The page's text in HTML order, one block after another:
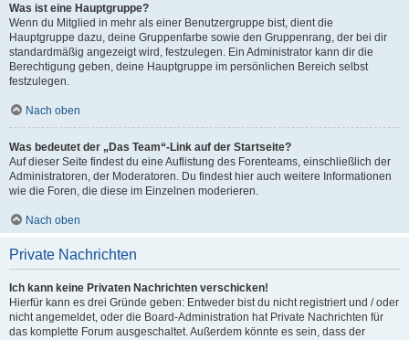
Was ist eine Hauptgruppe?
Wenn du Mitglied in mehr als einer Benutzergruppe bist, dient die
Hauptgruppe dazu, deine Gruppenfarbe sowie den Gruppenrang, der bei dir
standardmäßig angezeigt wird, festzulegen. Ein Administrator kann dir die
Berechtigung geben, deine Hauptgruppe im persönlichen Bereich selbst
festzulegen.
Nach oben
Was bedeutet der „Das Team“-Link auf der Startseite?
Auf dieser Seite findest du eine Auflistung des Forenteams, einschließlich der
Administratoren, der Moderatoren. Du findest hier auch weitere Informationen
wie die Foren, die diese im Einzelnen moderieren.
Nach oben
Private Nachrichten
Ich kann keine Privaten Nachrichten verschicken!
Hierfür kann es drei Gründe geben: Entweder bist du nicht registriert und / oder
nicht angemeldet, oder die Board-Administration hat Private Nachrichten für
das komplette Forum ausgeschaltet. Außerdem könnte es sein, dass der